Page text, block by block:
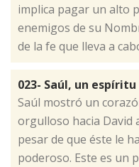
implica pagar un alto
enemigos de su
de la fe que lleva a
023- Saúl, un
​Saúl mostró un
orgulloso hacia David
pesar de que éste le
poderoso. Este es un